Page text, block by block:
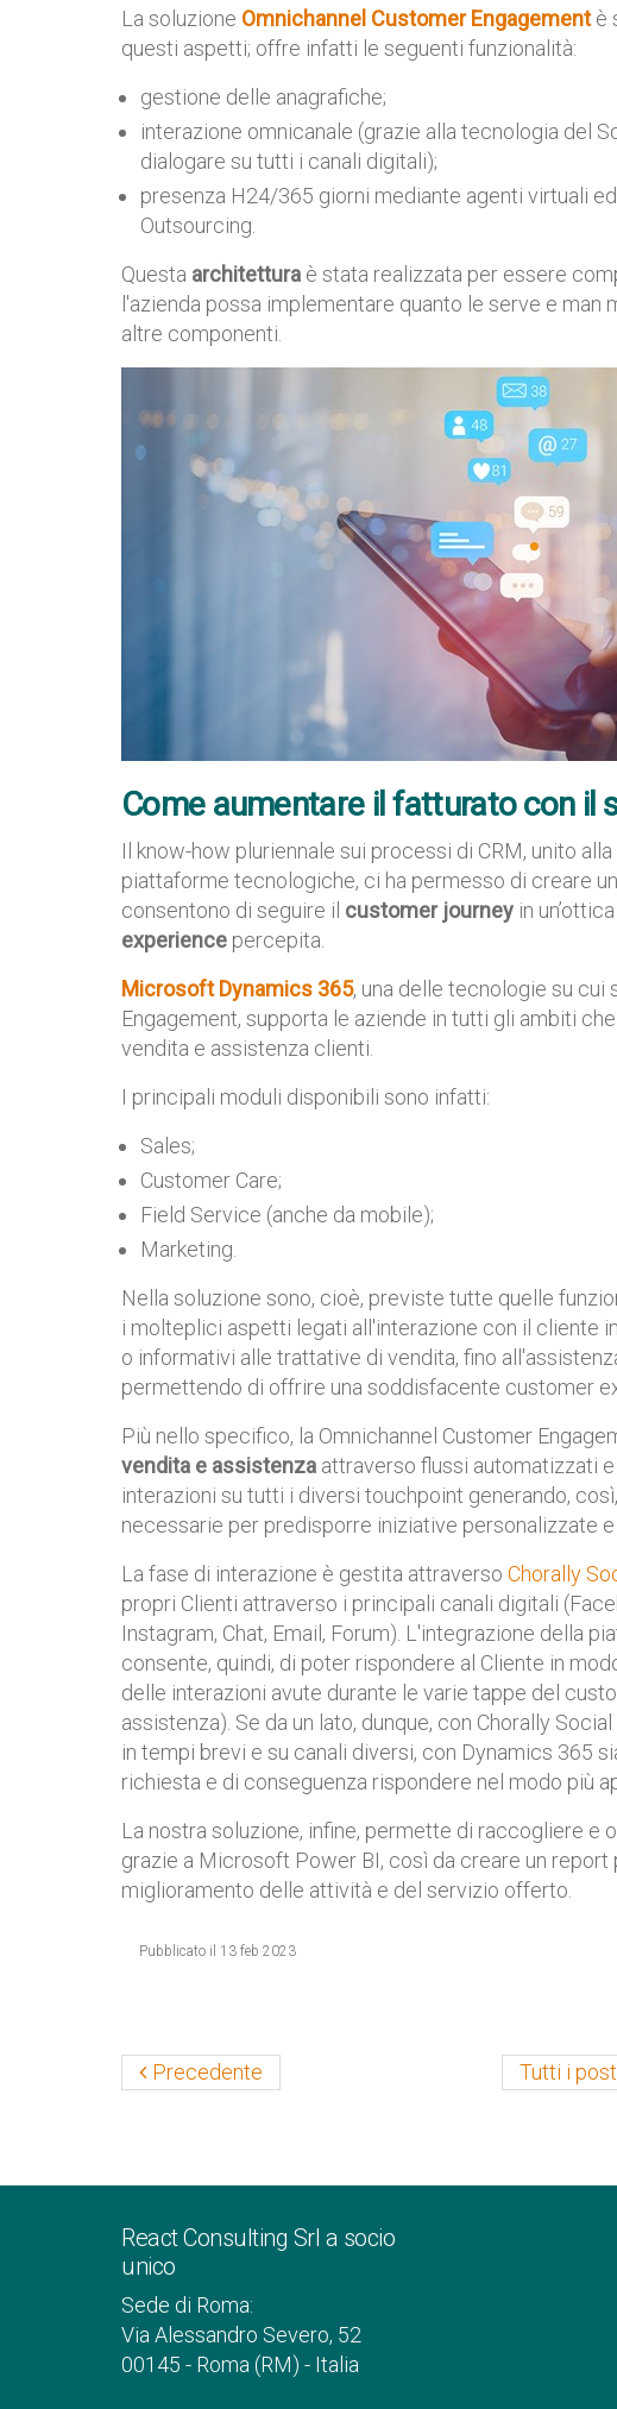
La soluzione Omnichannel Customer Engagementè
questi aspetti; offre infatti le seguenti funzionalità:
gestione delle anagrafiche;
interazione omnicanale (grazie alla tecnologia del
dialogare su tutti i canali digitali);
presenza H24/365 giorni mediante agenti virtuali
Outsourcing.
Questa architettura è stata realizzata per essere
l'azienda possa implementare quanto le serve e man
altre componenti.
Come aumentare il fatturato con il
Il know-how pluriennale sui processi di CRM, unito
piattaforme tecnologiche, ci ha permesso di creare
consentono di seguire il customer journey in
experience percepita.
Microsoft Dynamics 365, una delle tecnologie su cui
Engagement, supporta le aziende in tutti gli ambiti
vendita e assistenza clienti.
I principali moduli disponibili sono infatti:
Sales;
Customer Care;
Field Service (anche da mobile);
Marketing.
Nella soluzione sono, cioè, previste tutte quelle
i molteplici aspetti legati all'interazione con il cliente
o informativi alle trattative di vendita, fino
permettendo di offrire una soddisfacente customer
Più nello specifico, la Omnichannel Customer
vendita e assistenza attraverso flussi automatizzati
interazioni su tutti i diversi touchpoint generando,
necessarie per predisporre iniziative personalizzate
La fase di interazione è gestita attraverso Chorally
propri Clienti attraverso i principali canali digitali
Instagram, Chat, Email, Forum). L'integrazione della
consente, quindi, di poter rispondere al Cliente in
delle interazioni avute durante le varie tappe del
assistenza). Se da un lato, dunque, con Chorally
in tempi brevi e su canali diversi, con Dynamics 365
richiesta e di conseguenza rispondere nel modo più
La nostra soluzione, infine, permette di raccogliere e
grazie a Microsoft Power BI, così da creare un report
miglioramento delle attività e del servizio offerto.
Pubblicato il 13 feb 2023
Precedente Tutti i post
React Consulting Srl a socio
unico
Sede di Roma:
Via Alessandro Severo, 52
00145 - Roma (RM) - Italia